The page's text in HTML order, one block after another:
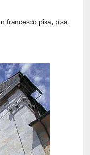
francesco pisa, pisa